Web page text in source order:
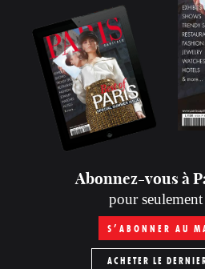
Abonnez-vous à
pour
S’ABONNER AU
ACHETER LE